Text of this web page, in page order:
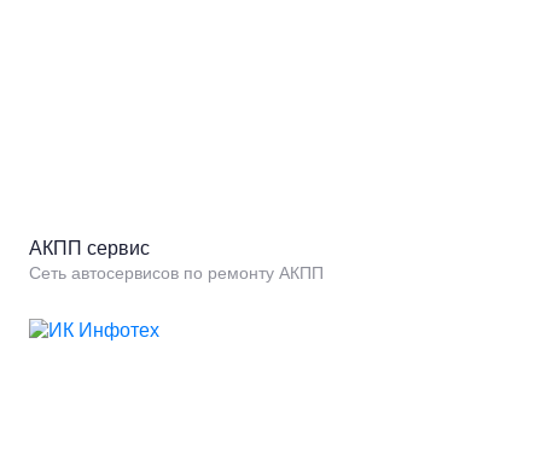
АКПП сервис
Сеть автосервисов по ремонту АКПП